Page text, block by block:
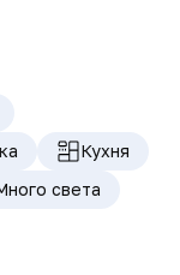
Кухня
света